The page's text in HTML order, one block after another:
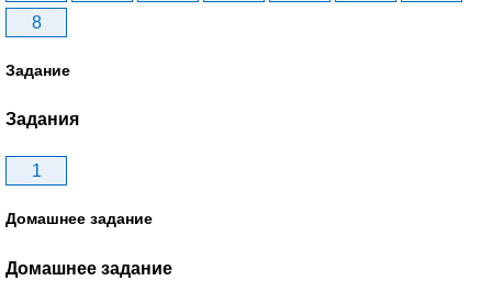
8
Задание
Задания
1
Домашнее задание
Домашнее задание